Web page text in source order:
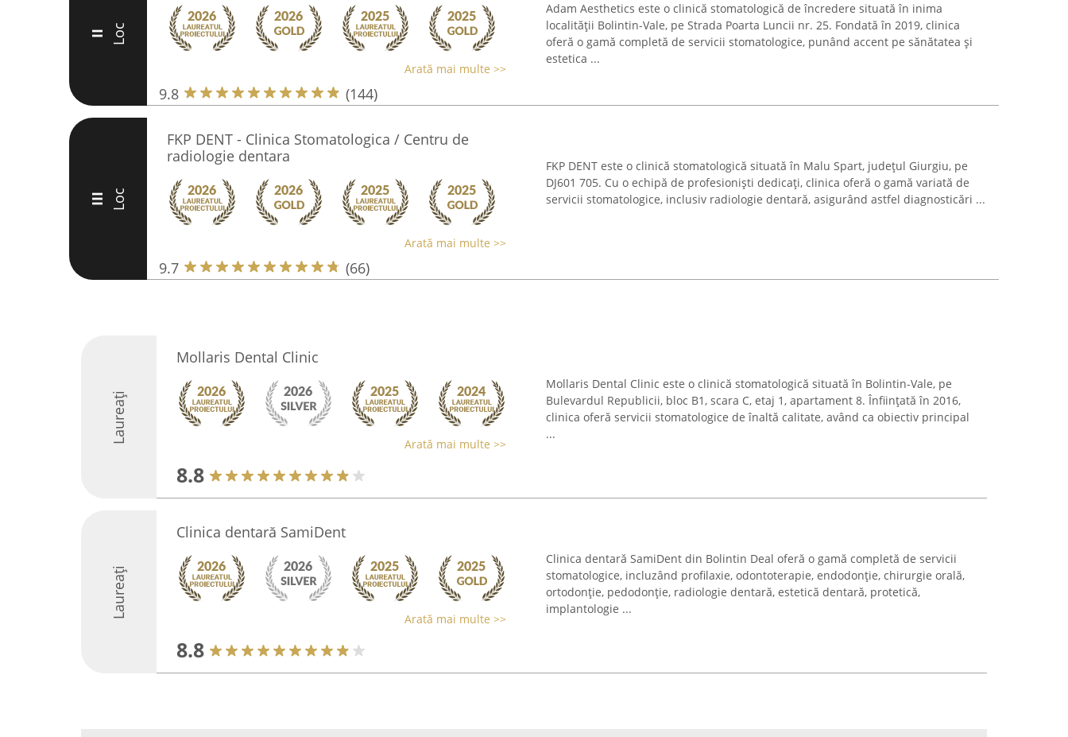
II Loc
Arată mai multe >>
9.8 (144)
Adam Aesthetics este o clinică stomatologică de încredere situată în inima
localității Bolintin-Vale, pe Strada Poarta Luncii nr. 25. Fondată în 2019, clinica
oferă o gamă completă de servicii stomatologice, punând accent pe sănătatea și
estetica ...
III Loc
FKP DENT - Clinica Stomatologica / Centru de
radiologie dentara
Arată mai multe >>
9.7 (66)
FKP DENT este o clinică stomatologică situată în Malu Spart, județul Giurgiu, pe
DJ601 705. Cu o echipă de profesioniști dedicați, clinica oferă o gamă variată de
servicii stomatologice, inclusiv radiologie dentară, asigurând astfel diagnosticări ...
Laureați
Mollaris Dental Clinic
Arată mai multe >>
8.8
Mollaris Dental Clinic este o clinică stomatologică situată în Bolintin-Vale, pe
Bulevardul Republicii, bloc B1, scara C, etaj 1, apartament 8. Înființată în 2016,
clinica oferă servicii stomatologice de înaltă calitate, având ca obiectiv principal
...
Laureați
Clinica dentară SamiDent
Arată mai multe >>
8.8
Clinica dentară SamiDent din Bolintin Deal oferă o gamă completă de servicii
stomatologice, incluzând profilaxie, odontoterapie, endodonție, chirurgie orală,
ortodonție, pedodonție, radiologie dentară, estetică dentară, protetică,
implantologie ...